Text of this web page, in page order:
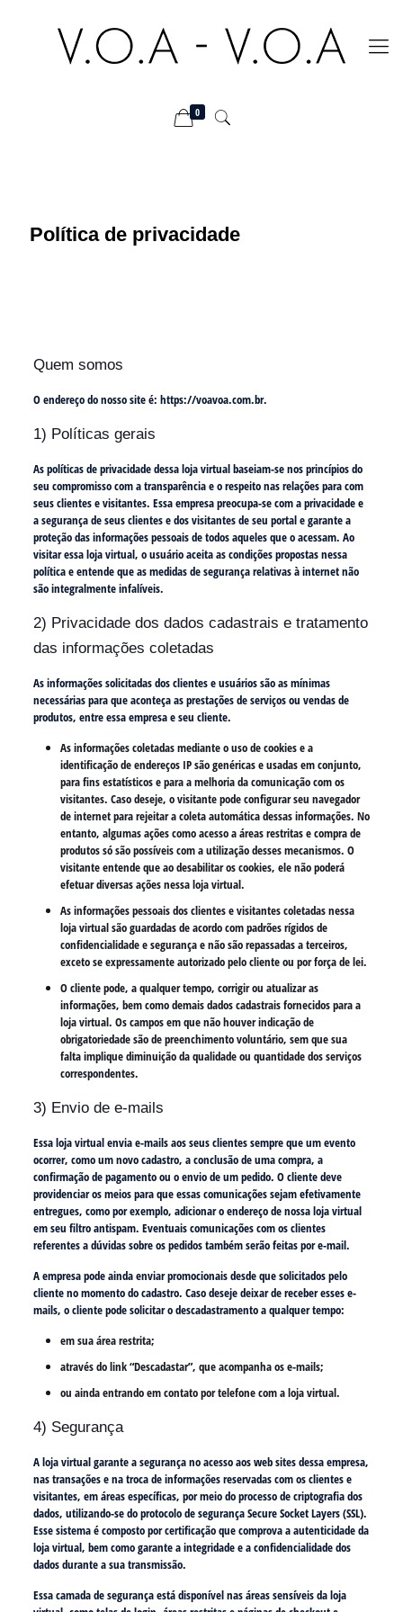
0
Política de privacidade
Quem somos
O endereço do nosso site é: https://voavoa.com.br.
1) Políticas gerais
As políticas de privacidade dessa loja virtual baseiam-se nos princípios do
seu compromisso com a transparência e o respeito nas relações para com
seus clientes e visitantes. Essa empresa preocupa-se com a privacidade e
a segurança de seus clientes e dos visitantes de seu portal e garante a
proteção das informações pessoais de todos aqueles que o acessam. Ao
visitar essa loja virtual, o usuário aceita as condições propostas nessa
política e entende que as medidas de segurança relativas à internet não
são integralmente infalíveis.
2) Privacidade dos dados cadastrais e tratamento
das informações coletadas
As informações solicitadas dos clientes e usuários são as mínimas
necessárias para que aconteça as prestações de serviços ou vendas de
produtos, entre essa empresa e seu cliente.
As informações coletadas mediante o uso de cookies e a
identificação de endereços IP são genéricas e usadas em conjunto,
para fins estatísticos e para a melhoria da comunicação com os
visitantes. Caso deseje, o visitante pode configurar seu navegador
de internet para rejeitar a coleta automática dessas informações. No
entanto, algumas ações como acesso a áreas restritas e compra de
produtos só são possíveis com a utilização desses mecanismos. O
visitante entende que ao desabilitar os cookies, ele não poderá
efetuar diversas ações nessa loja virtual.
As informações pessoais dos clientes e visitantes coletadas nessa
loja virtual são guardadas de acordo com padrões rígidos de
confidencialidade e segurança e não são repassadas a terceiros,
exceto se expressamente autorizado pelo cliente ou por força de lei.
O cliente pode, a qualquer tempo, corrigir ou atualizar as
informações, bem como demais dados cadastrais fornecidos para a
loja virtual. Os campos em que não houver indicação de
obrigatoriedade são de preenchimento voluntário, sem que sua
falta implique diminuição da qualidade ou quantidade dos serviços
correspondentes.
3) Envio de e-mails
Essa loja virtual envia e-mails aos seus clientes sempre que um evento
ocorrer, como um novo cadastro, a conclusão de uma compra, a
confirmação de pagamento ou o envio de um pedido. O cliente deve
providenciar os meios para que essas comunicações sejam efetivamente
entregues, como por exemplo, adicionar o endereço de nossa loja virtual
em seu filtro antispam. Eventuais comunicações com os clientes
referentes a dúvidas sobre os pedidos também serão feitas por e-mail.
A empresa pode ainda enviar promocionais desde que solicitados pelo
cliente no momento do cadastro. Caso deseje deixar de receber esses e-
mails, o cliente pode solicitar o descadastramento a qualquer tempo:
em sua área restrita;
através do link “Descadastar”, que acompanha os e-mails;
ou ainda entrando em contato por telefone com a loja virtual.
4) Segurança
A loja virtual garante a segurança no acesso aos web sites dessa empresa,
nas transações e na troca de informações reservadas com os clientes e
visitantes, em áreas específicas, por meio do processo de criptografia dos
dados, utilizando-se do protocolo de segurança Secure Socket Layers (SSL).
Esse sistema é composto por certificação que comprova a autenticidade da
loja virtual, bem como garante a integridade e a confidencialidade dos
dados durante a sua transmissão.
Essa camada de segurança está disponível nas áreas sensíveis da loja